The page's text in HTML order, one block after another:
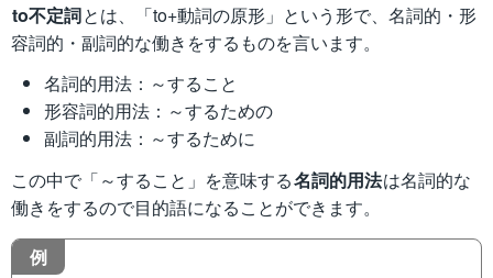
to不定詞とは、「to+動詞の原形」という形で、名詞的・形
容詞的・副詞的な働きをするものを言います。
名詞的用法：～すること
形容詞的用法：～するための
副詞的用法：～するために
この中で「～すること」を意味する名詞的用法は名詞的な
働きをするので目的語になることができます。
例